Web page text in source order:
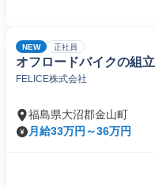
NEW 正社員
オフロードバイクの組立
FELICE株式会社
福島県大沼郡金山町
月給33万円～36万円